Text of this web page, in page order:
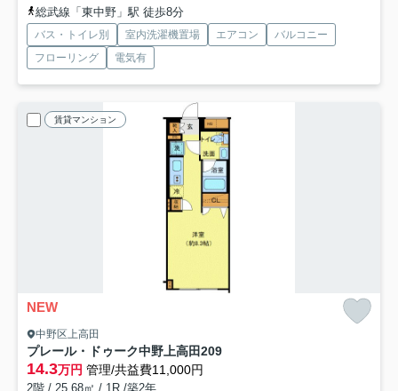
総武線「東中野」駅 徒歩8分
バス・トイレ別 室内洗濯機置場 エアコン
バルコニー
フローリング
電気有
賃貸マンション
NEW
中野区上高田
プレール・ドゥーク中野上高田209
14.3万円 管理/共益費11,000円
2階 / 25.68㎡ / 1R /築2年